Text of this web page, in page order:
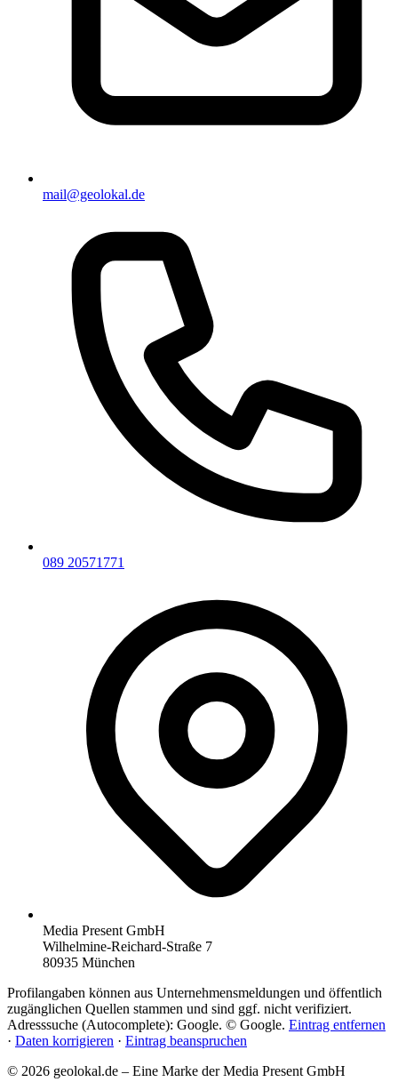
mail@geolokal.de
089 20571771
Media Present GmbH
Wilhelmine-Reichard-Straße 7
80935 München
Profilangaben können aus Unternehmensmeldungen und öffentlich
zugänglichen Quellen stammen und sind ggf. nicht verifiziert.
Adresssuche (Autocomplete): Google. © Google. Eintrag entfernen
· Daten korrigieren · Eintrag beanspruchen
© 2026 geolokal.de – Eine Marke der Media Present GmbH